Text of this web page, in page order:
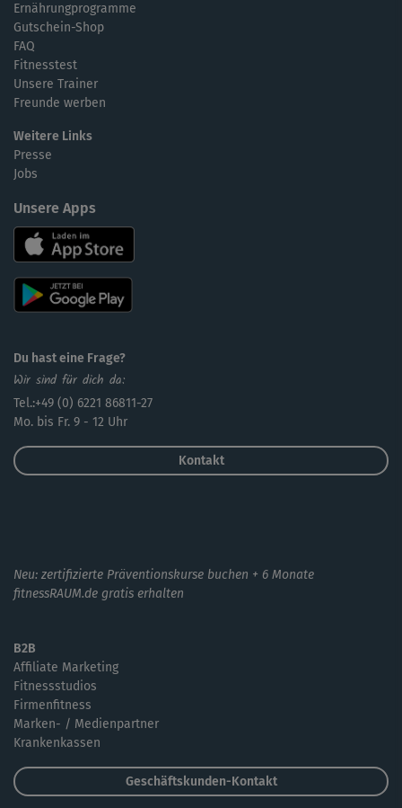
Ernährungprogramme
Gutschein-Shop
FAQ
Fitnesstest
Unsere Trainer
Freunde werben
Weitere Links
Presse
Jobs
Unsere Apps
Du hast eine Frage?
Wir sind für dich da:
Tel.:+49 (0) 6221 86811-27
Mo. bis Fr. 9 - 12 Uhr
Kontakt
Neu: zertifizierte Präventionskurse buchen + 6 Monate
fitnessRAUM.de gratis erhalten
B2B
Affiliate Marketing
Fitnessstudios
Firmenfitness
Marken- / Medienpartner
Krankenkassen
Geschäftskunden-Kontakt